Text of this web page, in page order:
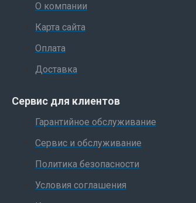
О компании
Карта сайта
Оплата
Доставка
Сервис для клиентов
Гарантийное обслуживание
Сервис и обслуживание
Политика безопасности
Условия соглашения